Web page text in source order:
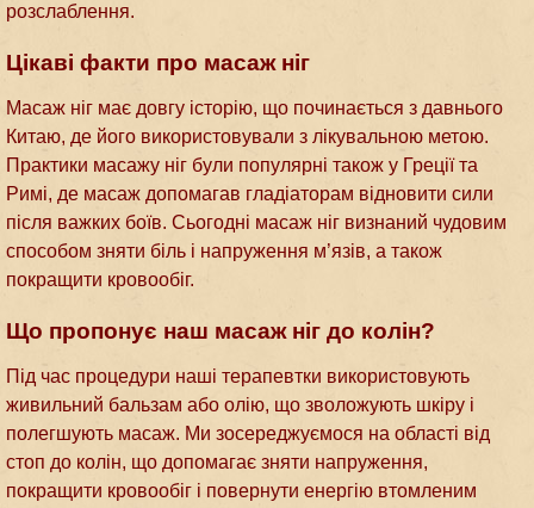
розслаблення.
Цікаві факти про масаж ніг
Масаж ніг має довгу історію, що починається з давнього
Китаю, де його використовували з лікувальною метою.
Практики масажу ніг були популярні також у Греції та
Римі, де масаж допомагав гладіаторам відновити сили
після важких боїв. Сьогодні масаж ніг визнаний чудовим
способом зняти біль і напруження м’язів, а також
покращити кровообіг.
Що пропонує наш масаж ніг до колін?
Під час процедури наші терапевтки використовують
живильний бальзам або олію, що зволожують шкіру і
полегшують масаж. Ми зосереджуємося на області від
стоп до колін, що допомагає зняти напруження,
покращити кровообіг і повернути енергію втомленим